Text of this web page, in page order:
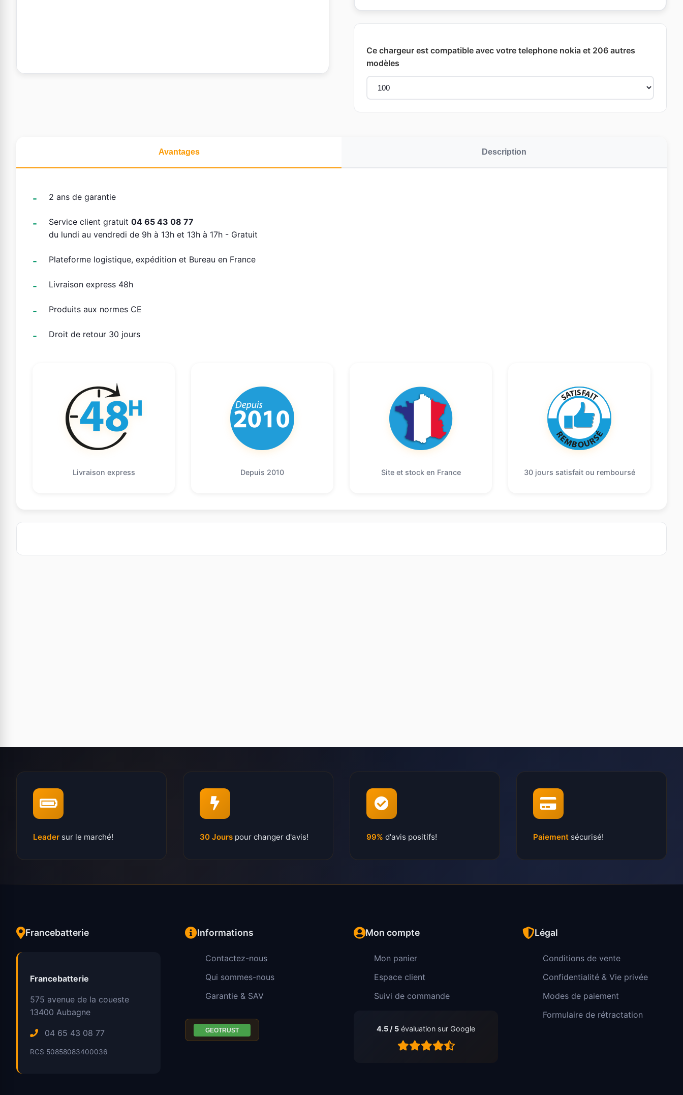
Ce chargeur est compatible avec votre telephone nokia et 206 autres
modèles
Avantages Description
2 ans de garantie
Service client gratuit 04 65 43 08 77
du lundi au vendredi de 9h à 13h et 13h à 17h - Gratuit
Plateforme logistique, expédition et Bureau en France
Livraison express 48h
Produits aux normes CE
Droit de retour 30 jours
Livraison express Depuis 2010 Site et stock en France 30 jours satisfait ou remboursé
Leader sur le marché! 30 Jours pour changer d'avis! 99% d'avis positifs! Paiement sécurisé!
Francebatterie
Francebatterie
575 avenue de la coueste
13400 Aubagne
04 65 43 08 77
RCS 50858083400036
Informations
Contactez-nous
Qui sommes-nous
Garantie & SAV
Mon compte
Mon panier
Espace client
Suivi de commande
4.5 / 5 évaluation sur Google
Légal
Conditions de vente
Confidentialité & Vie privée
Modes de paiement
Formulaire de rétractation